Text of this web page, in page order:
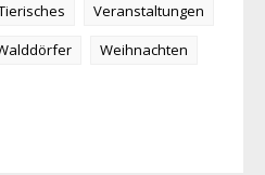
Veranstaltungen
Weihnachten